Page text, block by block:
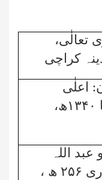
تعالٰی،
کراچی
اعلٰی
۱۳۴۰ھ،
عبد اللہ
۲۵۶ ھ ،